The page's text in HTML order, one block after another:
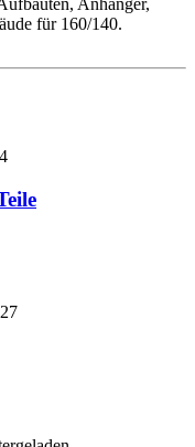
Anhänger,
für 160/140.